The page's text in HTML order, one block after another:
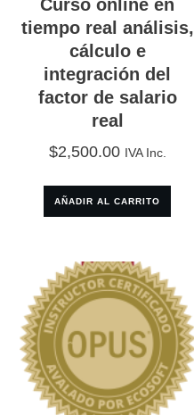
Curso online en
tiempo real análisis,
cálculo e
integración del
factor de salario
real
$2,500.00 IVA Inc.
AÑADIR AL CARRITO